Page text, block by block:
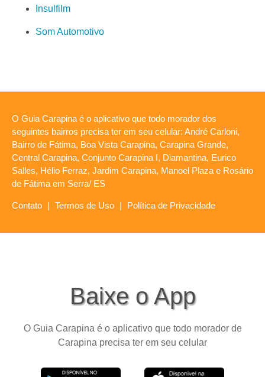
Insulfilm
Som Automotivo
O Guia Carapina é o aplicativo que todo morador dos
seguintes bairros precisa ter em seu celular: André Carloni,
Bairro de Fátima, Boa Vista Carapina, Carapina Grande,
Central Carapina, Conjunto Carapina I, Diamantina, Eurico
Salles, Hélio Ferraz, Jardim Carapina, Manoel Plaza e Rosário
de Fátima em Serra/ ES
Contato | Termos de Uso | Política de Privacidade
Baixe o App
O Guia Carapina é o aplicativo que todo morador de
Carapina precisa ter em seu celular